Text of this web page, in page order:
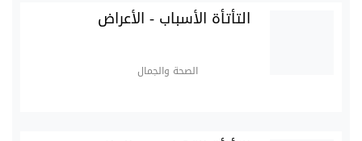
التأتأة الأسباب - الأعراض
الصحة والجمال